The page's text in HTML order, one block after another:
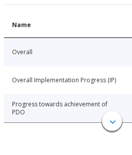
Name
Overall
Overall Implementation Progress (IP)
Progress towards achievement of
PDO